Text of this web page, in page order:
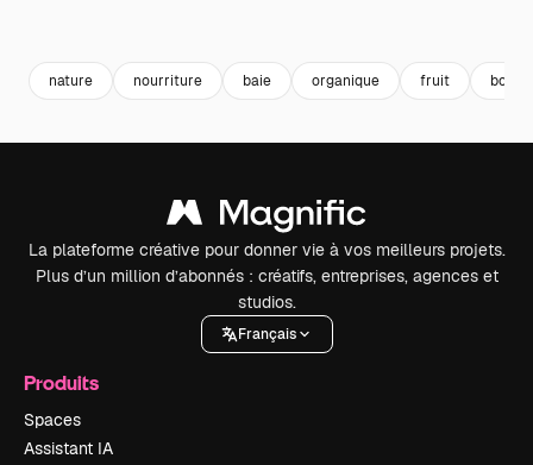
nature nourriture baie organique fruit
La plateforme créative pour donner vie à vos meilleurs projets.
Plus d’un million d’abonnés : créatifs, entreprises, agences et
studios.
Français
Produits
Spaces
Assistant IA